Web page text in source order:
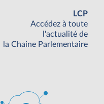
LCP
Accédez à toute
l'actualité de
la Chaine Parlementaire